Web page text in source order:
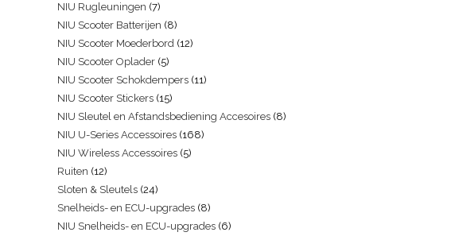
NIU Rugleuningen 7
NIU Scooter Batterijen 8
NIU Scooter Moederbord 12
NIU Scooter Oplader 5
NIU Scooter Schokdempers 11
NIU Scooter Stickers 15
NIU Sleutel en Afstandsbediening Accesoires 8
NIU U-Series Accessoires 168
NIU Wireless Accessoires 5
Ruiten 12
Sloten & Sleutels 24
Snelheids- en ECU-upgrades 8
NIU Snelheids- en ECU-upgrades 6